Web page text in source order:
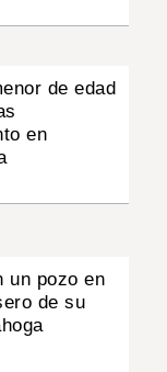
de edad
en
un pozo en
de su